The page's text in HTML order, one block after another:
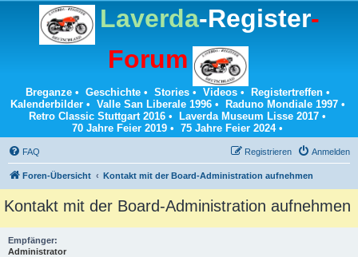
Laverda-Register-
Forum
Breganze• Geschichte• Stories• Videos• Registertreffen•
Kalenderbilder• Valle San Liberale 1996• Raduno Mondiale 1997•
Retro Classic Stuttgart 2016 • Laverda Museum Lisse 2017 •
70 Jahre Feier 2019 • 75 Jahre Feier 2024•
FAQ Anmelden
Registrieren
Foren-Übersicht Kontakt mit der Board-Administration aufnehmen
Kontakt mit der Board-Administration aufnehmen
Empfänger:
Administrator